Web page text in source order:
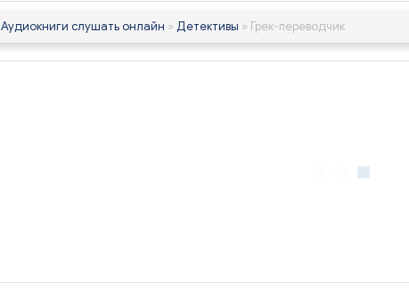
Аудиокниги слушать онлайн » Детективы » Грек-переводчик